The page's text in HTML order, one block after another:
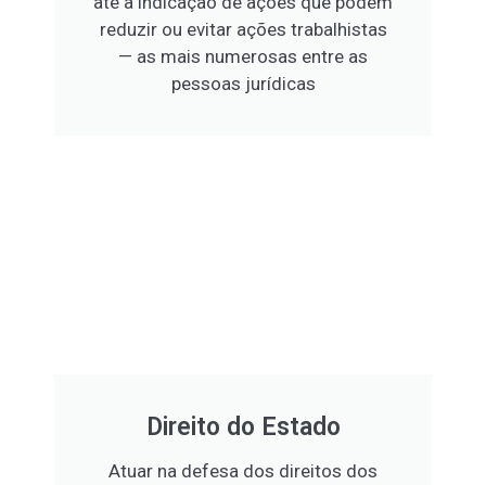
reduzir ou evitar ações trabalhistas
— as mais numerosas entre as
pessoas jurídicas
Direito do Estado
Atuar na defesa dos direitos dos